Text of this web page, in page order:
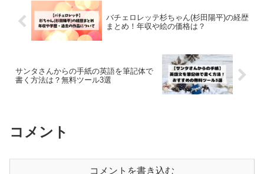
バチェロレッテ杉ちゃん(杉田陽平)の経歴
まとめ！年収や絵の価格は？
サンタさんからの手紙の英語を筆記体で
書く方法は？無料ツール3選
コメント
コメントを書き込む